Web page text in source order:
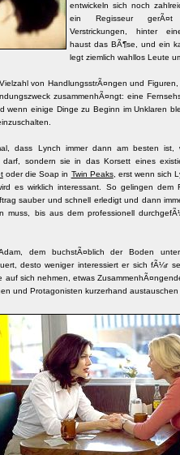
entwickeln sich noch
ein Regisseur
Verstrickungen, hinter
haust das BÃ¶se, und ein
legt ziemlich wahllos Leute
von HandlungsstrÃ¤ngen und
zusammenhÃ¤ngt: eine
wenn einige Dinge zu Beginn im Unklaren
dass Lynch immer dann am besten ist,
sondern sie in das Korsett eines
oder die Soap in Twin Peaks, erst wenn sich
es wirklich interessant. So gelingen dem
sauber und schnell erledigt und dann
muss, bis aus dem professionell
dem buchstÃ¤blich der Boden
desto weniger interessiert er sich fÃ¼r
sich nehmen, etwas
und Protagonisten kurzerhand austauschen